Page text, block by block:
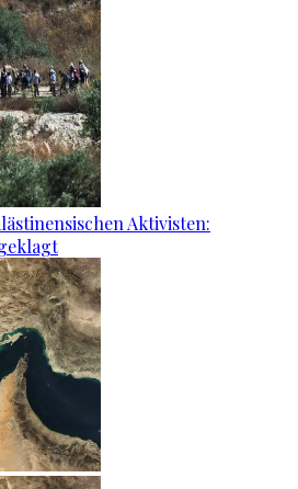
Aktivisten: